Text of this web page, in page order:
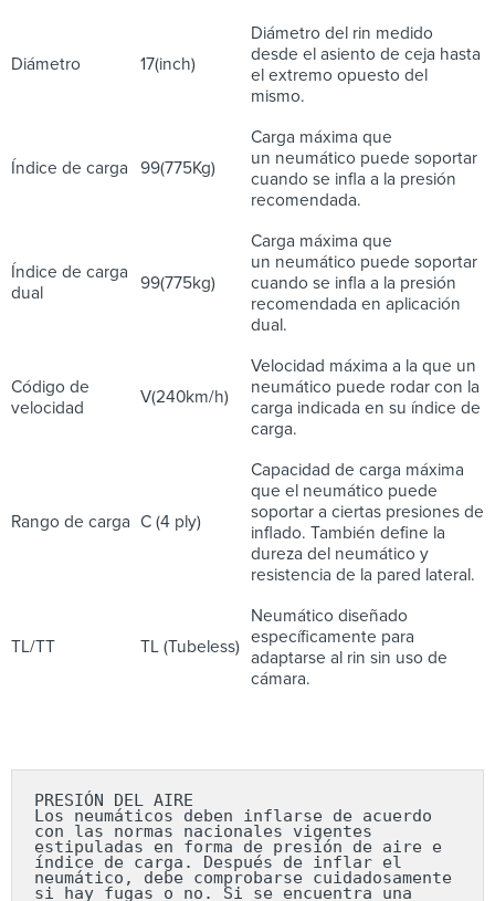
Diámetro 17(inch)
Diámetro del rin medido
desde el asiento de ceja hasta
el extremo opuesto del
mismo.
Índice de carga 99(775Kg)
Carga máxima que
un neumático puede soportar
cuando se infla a la presión
recomendada.
Índice de carga
dual
99(775kg)
Carga máxima que
un neumático puede soportar
cuando se infla a la presión
recomendada en aplicación
dual.
Código de
velocidad
V(240km/h)
Velocidad máxima a la que un
neumático puede rodar con la
carga indicada en su índice de
carga.
Rango de carga C (4 ply)
Capacidad de carga máxima
que el neumático puede
soportar a ciertas presiones de
inflado. También define la
dureza del neumático y
resistencia de la pared lateral.
TL/TT TL (Tubeless)
Neumático diseñado
específicamente para
adaptarse al rin sin uso de
cámara.
PRESIÓN DEL AIRE
Los neumáticos deben inflarse de acuerdo
con las normas nacionales vigentes
estipuladas en forma de presión de aire e
índice de carga. Después de inflar el
neumático, debe comprobarse cuidadosamente
si hay fugas o no. Si se encuentra una